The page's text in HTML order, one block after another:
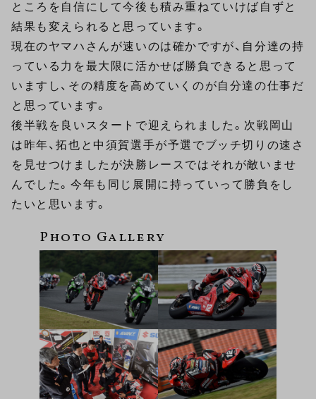
ところを自信にして今後も積み重ねていけば自ずと
結果も変えられると思っています。
現在のヤマハさんが速いのは確かですが、自分達の持
っている力を最大限に活かせば勝負できると思って
いますし、その精度を高めていくのが自分達の仕事だ
と思っています。
後半戦を良いスタートで迎えられました。次戦岡山
は昨年、拓也と中須賀選手が予選でブッチ切りの速さ
を見せつけましたが決勝レースではそれが敵いませ
んでした。今年も同じ展開に持っていって勝負をし
たいと思います。